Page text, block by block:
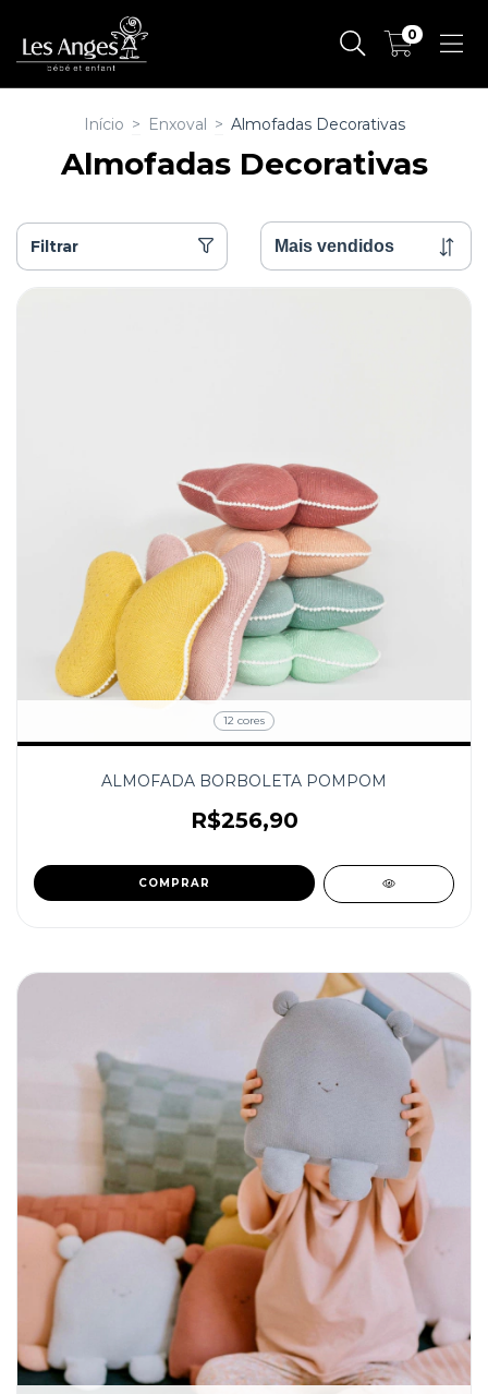
0
Início > Enxoval > Almofadas Decorativas
Almofadas Decorativas
Filtrar
12 cores
ALMOFADA BORBOLETA POMPOM
R$256,90
COMPRAR